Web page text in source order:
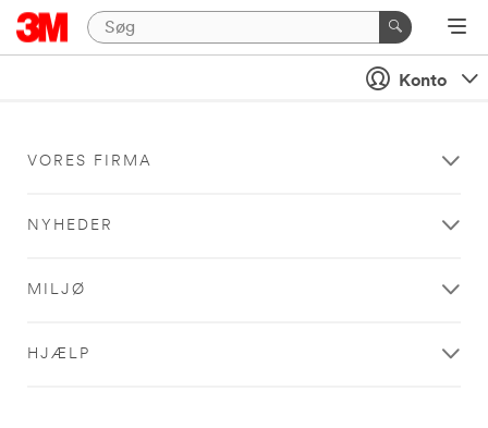
Konto
VORES FIRMA
NYHEDER
MILJØ
HJÆLP